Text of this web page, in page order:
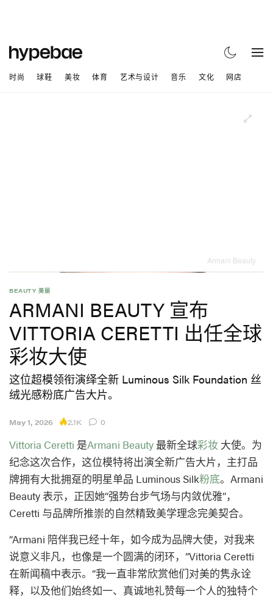
时尚 球鞋 美妆 体育 艺术与设计 音乐 文化 网店
Armani Beauty
BEAUTY 美丽
ARMANI BEAUTY 宣布
VITTORIA CERETTI 出任全球
彩妆大使
这位超模领衔演绎全新 Luminous Silk Foundation 丝
绒光感粉底广告大片。
May 1, 2026 2.1K 0
Vittoria Ceretti 是Armani Beauty最新全球彩妆 大使。为
纪念这次合作，这位模特将出演全新广告大片，主打品
牌拥有大批拥趸的明星单品 Luminous Silk粉底。Armani
Beauty 表示，正因她“强势台步气场与内敛优雅”，
Ceretti 与品牌所推崇的自然精致美学理念完美契合。
“Armani 陪伴我已经十年，如今成为品牌大使，对我来
说意义非凡，也像是一个圆满的闭环，”Vittoria Ceretti
在新闻稿中表示。“我一直非常欣赏他们对美的隽永诠
释，以及他们始终如一、真诚地礼赞每一个人的独特个